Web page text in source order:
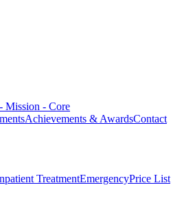
Mission - Core
Achievements & AwardsContact
TreatmentEmergencyPrice List